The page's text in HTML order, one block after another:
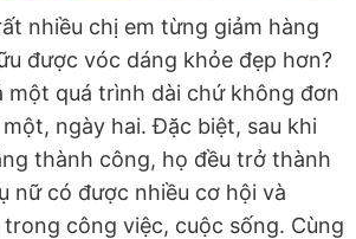
nhiều chị em từng giảm hàng
được vóc dáng khỏe đẹp hơn?
một quá trình dài chứ không đơn
ngày hai. Đặc biệt, sau khi
thành công, họ đều trở thành
nữ có được nhiều cơ hội và
công việc, cuộc sống. Cùng